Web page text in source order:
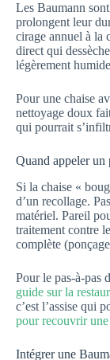
Les Baumann
prolongent leur
cirage annuel à la
direct qui
légèrement
Pour une chaise
nettoyage doux
qui pourrait
Quand appeler un
Si la chaise «
d’un recollage.
matériel. Pareil
traitement contre
complète
Pour le pas-à-pas
guide sur la
c’est l’assise qui
pour recouvrir
Intégrer une